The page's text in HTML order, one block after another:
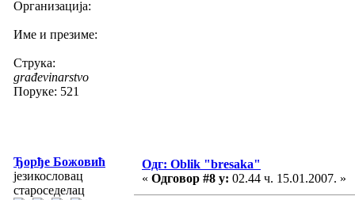
Организација:
Име и презиме:
Струка:
građevinarstvo
Поруке: 521
Ђорђе Божовић
језикословац
староседелац
Одг: Oblik "bresaka"
« Одговор #8 у: 02.44 ч. 15.01.2007. »